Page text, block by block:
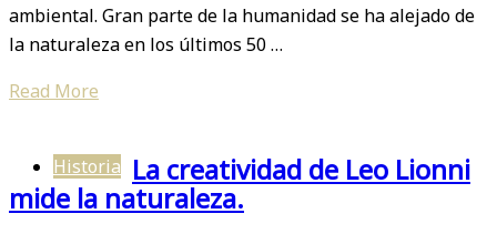
ambiental. Gran parte de la humanidad se ha alejado de
la naturaleza en los últimos 50 …
Read More
Historia La creatividad de Leo Lionni
mide la naturaleza.